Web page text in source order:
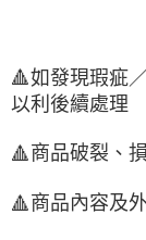
🔺如發現瑕疵
以利後續處理
🔺商品破裂、
🔺商品內容及